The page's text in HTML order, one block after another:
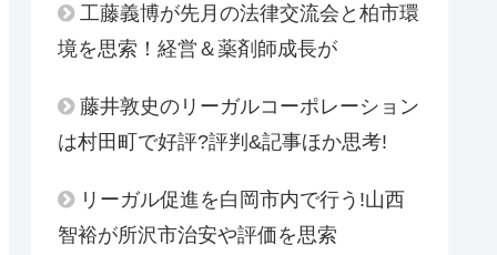
工藤義博が先月の法律交流会と柏市環
境を思索！経営＆薬剤師成長が
藤井敦史のリーガルコーポレーション
は村田町で好評?評判&記事ほか思考!
リーガル促進を白岡市内で行う!山西
智裕が所沢市治安や評価を思索